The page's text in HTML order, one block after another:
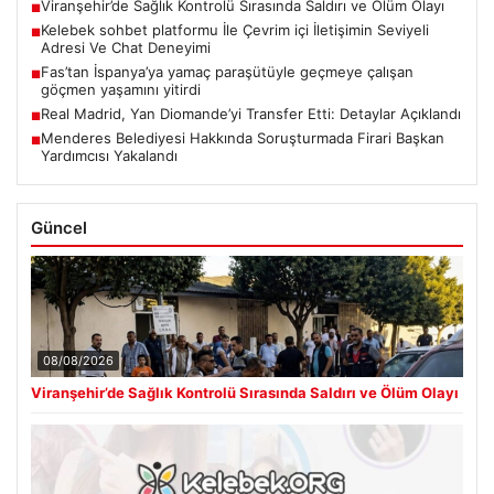
■Viranşehir’de Sağlık Kontrolü Sırasında Saldırı ve Ölüm Olayı
■Kelebek sohbet platformu İle Çevrim içi İletişimin Seviyeli
Adresi Ve Chat Deneyimi
■Fas’tan İspanya’ya yamaç paraşütüyle geçmeye çalışan
göçmen yaşamını yitirdi
■Real Madrid, Yan Diomande’yi Transfer Etti: Detaylar Açıklandı
■Menderes Belediyesi Hakkında Soruşturmada Firari Başkan
Yardımcısı Yakalandı
Güncel
08/08/2026
Viranşehir’de Sağlık Kontrolü Sırasında Saldırı ve Ölüm Olayı